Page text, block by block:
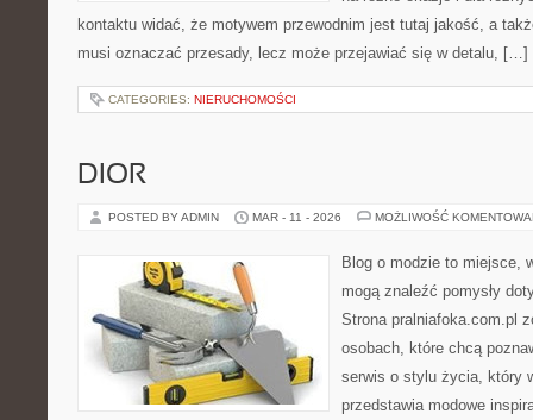
kontaktu widać, że motywem przewodnim jest tutaj jakość, a
musi oznaczać przesady, lecz może przejawiać się w detalu, […]
CATEGORIES: NIERUCHOMOŚCI
DIOR
POSTED BY ADMIN MAR - 11 - 2026 MOŻLIWOŚĆ
Blog o modzie to miejsce,
mogą znaleźć pomysły
Strona pralniafoka.com.pl
osobach, które chcą
serwis o stylu życia, który
przedstawia modowe